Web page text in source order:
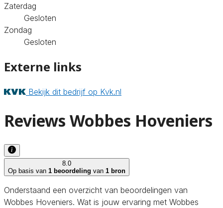
Zaterdag
Gesloten
Zondag
Gesloten
Externe links
Bekijk dit bedrijf op Kvk.nl
Reviews Wobbes Hoveniers
8.0
Op basis van 1 beoordeling van 1 bron
Onderstaand een overzicht van beoordelingen van
Wobbes Hoveniers. Wat is jouw ervaring met Wobbes